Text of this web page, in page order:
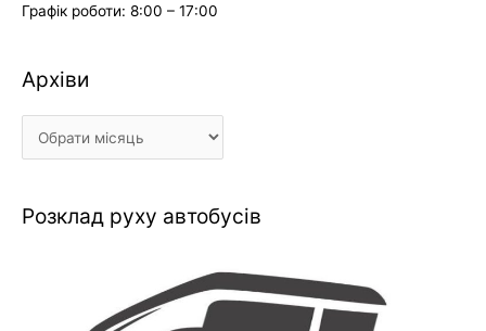
Графік роботи: 8:00 – 17:00
Архіви
Архіви
Розклад руху автобусів